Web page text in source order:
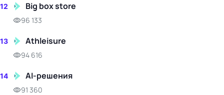
12 Big box store
96 133
13 Athleisure
94 616
14 AI-решения
91 360